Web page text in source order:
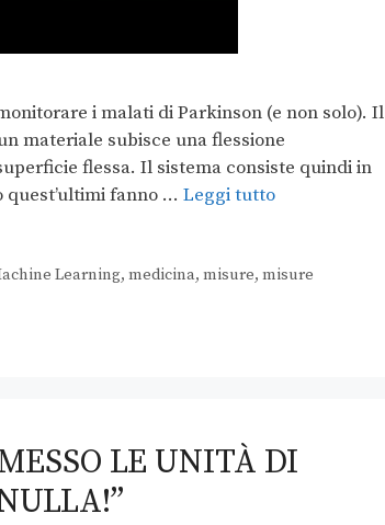
i malati di Parkinson (e non solo). Il
materiale subisce una flessione
flessa. Il sistema consiste quindi in
quest’ultimi fanno … Leggi tutto
Learning, medicina, misure, misure
LE UNITÀ DI